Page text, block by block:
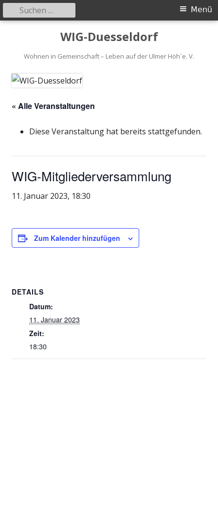
WIG-Duesseldorf
Wohnen in Gemeinschaft – Leben auf der Ulmer Höh´e. V.
Primäres
Menü
Suchen
nach:
« Alle Veranstaltungen
Diese Veranstaltung hat bereits stattgefunden.
WIG-Mitgliederversammlung
11. Januar 2023, 18:30
Zum Kalender hinzufügen
DETAILS
Datum:
11. Januar 2023
Zeit:
18:30